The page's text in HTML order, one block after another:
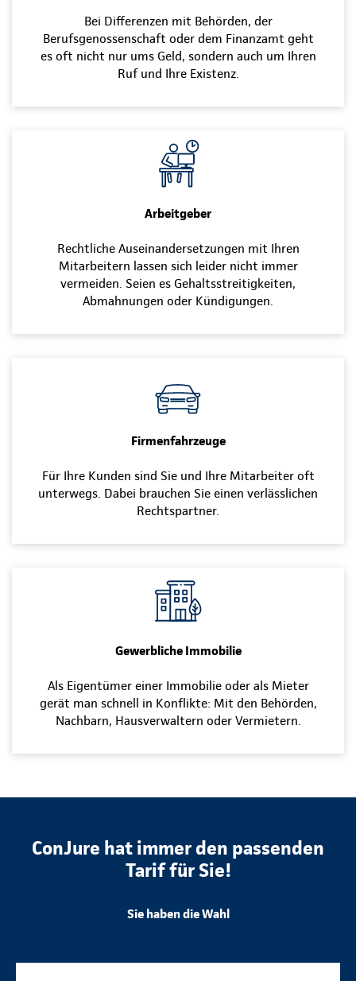
Bei Differenzen mit Behörden, der
Berufsgenossenschaft oder dem Finanzamt geht
es oft nicht nur ums Geld, sondern auch um Ihren
Ruf und Ihre Existenz.
Arbeitgeber
Rechtliche Auseinandersetzungen mit Ihren
Mitarbeitern lassen sich leider nicht immer
vermeiden. Seien es Gehaltsstreitigkeiten,
Abmahnungen oder Kündigungen.
Firmenfahrzeuge
Für Ihre Kunden sind Sie und Ihre Mitarbeiter oft
unterwegs. Dabei brauchen Sie einen verlässlichen
Rechtspartner.
Gewerbliche Immobilie
Als Eigentümer einer Immobilie oder als Mieter
gerät man schnell in Konflikte: Mit den Behörden,
Nachbarn, Hausverwaltern oder Vermietern.
ConJure hat immer den passenden
Tarif für Sie!
Sie haben die Wahl